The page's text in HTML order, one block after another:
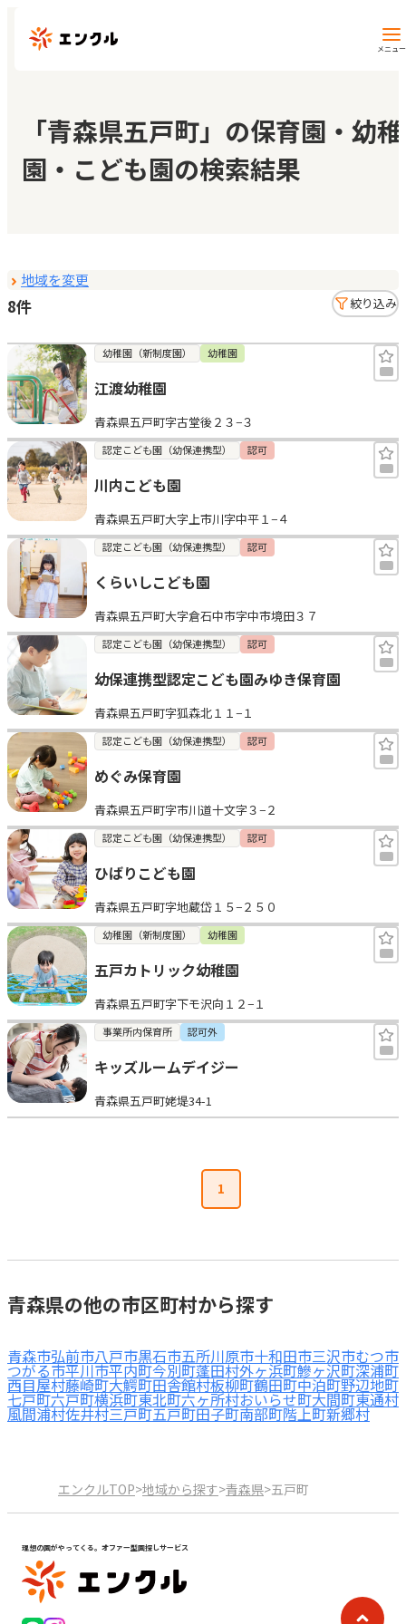
メニュー
保育園・幼稚園を探す
地図から探す
マイページ
お気に入り
見学日記
メッセージ
おすすめの園
エンクルの特徴と活用方法
コラム
お知らせ
「青森県五戸町」の保育園・幼稚
園・こども園の検索結果
地域を変更
8件 絞り込み
幼稚園（新制度園） 幼稚園
江渡幼稚園
青森県五戸町字古堂後２３−３
認定こども園（幼保連携型） 認可
川内こども園
青森県五戸町大字上市川字中平１−４
認定こども園（幼保連携型） 認可
くらいしこども園
青森県五戸町大字倉石中市字中市境田３７
認定こども園（幼保連携型） 認可
幼保連携型認定こども園みゆき保育園
青森県五戸町字狐森北１１−１
認定こども園（幼保連携型） 認可
めぐみ保育園
青森県五戸町字市川道十文字３−２
認定こども園（幼保連携型） 認可
ひばりこども園
青森県五戸町字地蔵岱１５−２５０
幼稚園（新制度園） 幼稚園
五戸カトリック幼稚園
青森県五戸町字下モ沢向１２−１
事業所内保育所 認可外
キッズルームデイジー
青森県五戸町姥堤34-1
1
青森県の他の市区町村から探す
青森市弘前市八戸市黒石市五所川原市十和田市三沢市むつ市
つがる市平川市平内町今別町蓬田村外ヶ浜町鰺ヶ沢町深浦町
西目屋村藤崎町大鰐町田舎館村板柳町鶴田町中泊町野辺地町
七戸町六戸町横浜町東北町六ヶ所村おいらせ町大間町東通村
風間浦村佐井村三戸町五戸町田子町南部町階上町新郷村
エンクルTOP>地域から探す>青森県>五戸町
理想の園がやってくる。オファー型園探しサービス